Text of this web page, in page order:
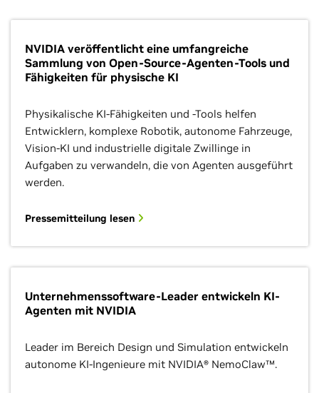
NVIDIA veröffentlicht eine umfangreiche
Sammlung von Open-Source-Agenten-Tools und
Fähigkeiten für physische KI
Physikalische KI-Fähigkeiten und -Tools helfen
Entwicklern, komplexe Robotik, autonome Fahrzeuge,
Vision-KI und industrielle digitale Zwillinge in
Aufgaben zu verwandeln, die von Agenten ausgeführt
werden.
Pressemitteilung lesen
Unternehmenssoftware-Leader entwickeln KI-
Agenten mit NVIDIA
Leader im Bereich Design und Simulation entwickeln
autonome KI-Ingenieure mit NVIDIA® NemoClaw™.